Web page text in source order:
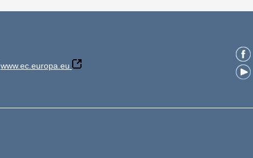
www.ec.europa.eu